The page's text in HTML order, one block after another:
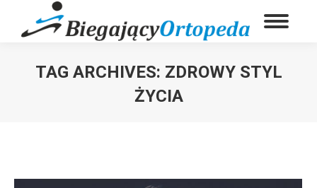
TAG ARCHIVES: ZDROWY STYL
ŻYCIA